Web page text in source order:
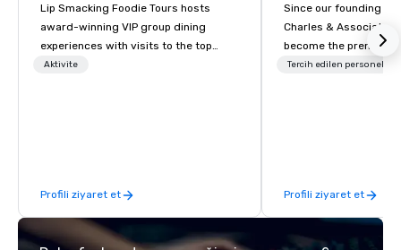
Lip Smacking Foodie Tours hosts
award-winning VIP group dining
experiences with visits to the top
restaurants throughout the United
and craft cocktails at each venue, all
with complete VIP service. This unique
experience gives guests the
Aktivite
Profili ziyaret et
Since our founding in
Charles & Associates,
become the premier
event management
partner, proudly
experiences across
Tercih edilen personel
Profili ziyaret et